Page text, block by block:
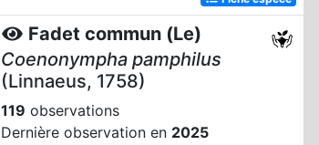
Fadet commun (Le)
Coenonympha pamphilus
(Linnaeus, 1758)
119 observations
Dernière observation en 2025